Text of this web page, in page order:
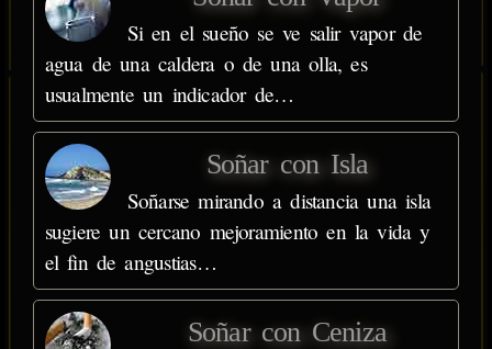
Si en el sueño se ve salir vapor de
agua de una caldera o de una olla, es
usualmente un indicador de…
Soñar con Isla
Soñarse mirando a distancia una isla
sugiere un cercano mejoramiento en la vida y
el fin de angustias…
Soñar con Ceniza